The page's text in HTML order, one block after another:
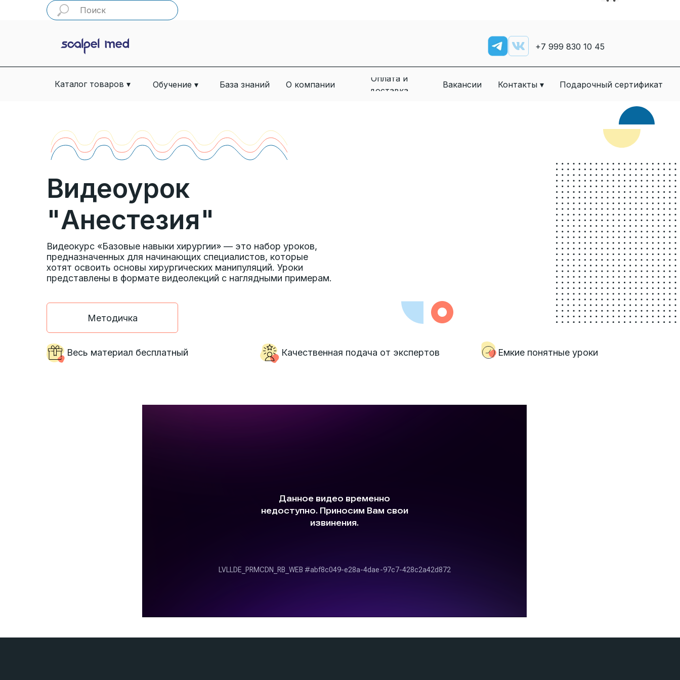
+7 999 830 10 45
Контакты ▾
Вакансии
Каталог товаров ▾ Обучение ▾ База знаний О компании
Оплата и
доставка
Подарочный сертификат
Видеоурок
"Анестезия"
Видеокурс «Базовые навыки хирургии» — это набор уроков,
предназначенных для начинающих специалистов, которые
хотят освоить основы хирургических манипуляций. Уроки
представлены в формате видеолекций с наглядными примерам.
Весь материал бесплатный Качественная подача от экспертов Емкие понятные уроки
Методичка